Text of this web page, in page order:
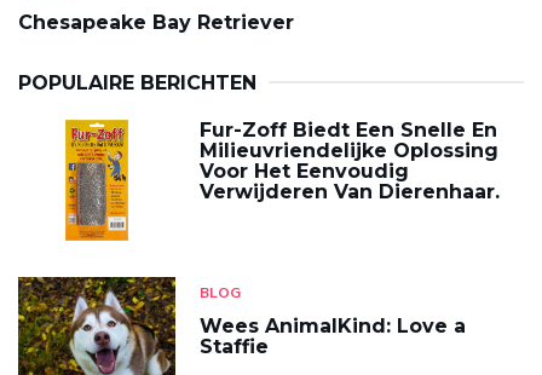
Chesapeake Bay Retriever
POPULAIRE BERICHTEN
Fur-Zoff Biedt Een Snelle En
Milieuvriendelijke Oplossing
Voor Het Eenvoudig
Verwijderen Van Dierenhaar.
BLOG
Wees AnimalKind: Love a
Staffie